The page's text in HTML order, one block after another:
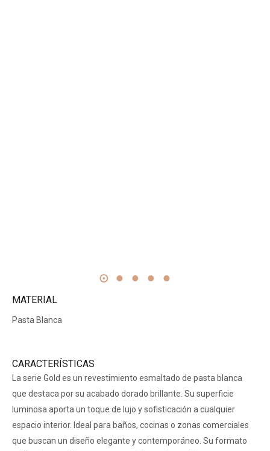
MATERIAL
Pasta Blanca
CARACTERÍSTICAS
La serie Gold es un revestimiento esmaltado de pasta blanca
que destaca por su acabado dorado brillante. Su superficie
luminosa aporta un toque de lujo y sofisticación a cualquier
espacio interior. Ideal para baños, cocinas o zonas comerciales
que buscan un diseño elegante y contemporáneo. Su formato